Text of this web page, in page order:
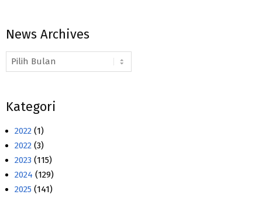
News Archives
News
Archives
Kategori
2022 (1)
2022 (3)
2023 (115)
2024 (129)
2025 (141)